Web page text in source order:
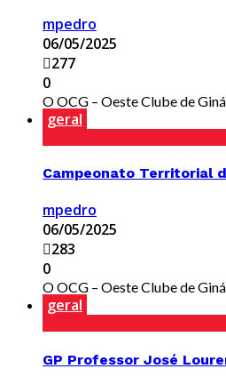
mpedro
06/05/2025
277
0
O OCG – Oeste Clube de
geral
Campeonato Territorial
mpedro
06/05/2025
283
0
O OCG – Oeste Clube de
geral
GP Professor José